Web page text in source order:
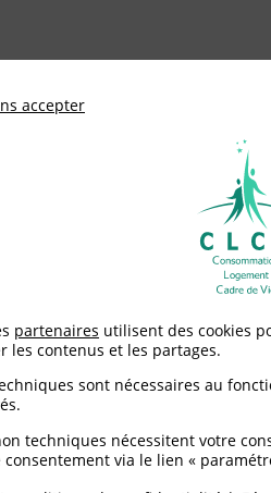
de défense des
Environnement
2024
- Février
accepter
partenaires utilisent des cookies
les contenus et les partages.
sont nécessaires au
techniques nécessitent votre
via le lien «